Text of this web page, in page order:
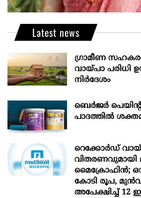
Latest news
ഗ്രാമീണ
വായ്പാ പരിധി
നിർദേശം
ബെർജർ
പാദത്തിൽ
റെക്കോർഡ്
വിതരണവുമായി
മൈക്രോഫിൻ;
കോടി രൂപ,
അപേക്ഷിച്ച് 12